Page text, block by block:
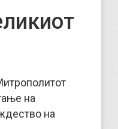
на
на